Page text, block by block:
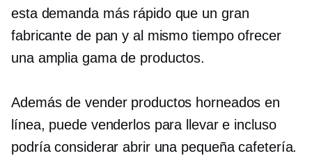
esta demanda más rápido que un gran
fabricante de pan y al mismo tiempo ofrecer
una amplia gama de productos.
Además de vender productos horneados en
línea, puede venderlos para llevar e incluso
podría considerar abrir una pequeña cafetería.